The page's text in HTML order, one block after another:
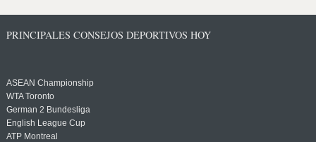
PRINCIPALES CONSEJOS DEPORTIVOS HOY
ASEAN Championship
WTA Toronto
German 2 Bundesliga
English League Cup
ATP Montreal